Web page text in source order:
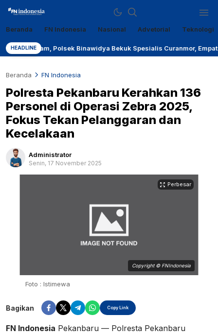
fn-indonesia.com
Sumber Referensi Terpercaya
Beranda FN Indonesia Nasional Advetorial Teknologi
HEADLINE
Polsek Binawidya Bekuk Spesialis Curanmor, Empat Motor Curian
Beranda FN Indonesia
Polresta Pekanbaru Kerahkan 136
Personel di Operasi Zebra 2025,
Fokus Tekan Pelanggaran dan
Kecelakaan
Administrator
Senin, 17 November 2025
Copyright © FNIndonesia
Perbesar
Foto : Istimewa
Bagikan Copy Link
FN Indonesia Pekanbaru — Polresta Pekanbaru